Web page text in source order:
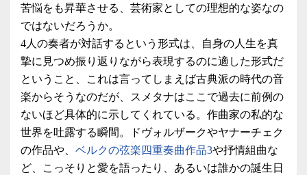
苦悩をも昇華させる、芸術家としての理想的な姿なの
ではないだろうか。
4人の奏者が対話するという形式は、自身の人生を真
摯に見つめ振り返りながら表現するのに適した形式だ
ということ、これは言ってしまえば古典派の時代の音
楽からそうなのだが、スメタナはここで過去に前例の
ないほど具体的に示してくれている。作曲家の私的な
世界を吐露する瞬間。ドヴォルザークやヤナーチェク
の作品や、 ベルクの弦楽四重奏曲作品3や抒情組曲な
ど、こっそりと愛を語ったり、あるいは誰かの誕生日